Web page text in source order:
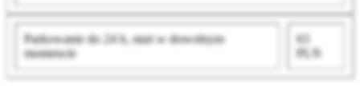
Parkowanie do 24 h, start w dowolnym
momencie
63
PLN